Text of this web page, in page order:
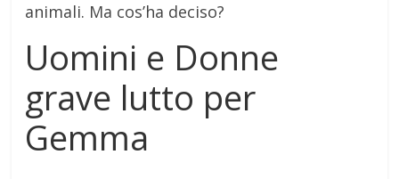
animali. Ma cos’ha deciso?
Uomini e Donne
grave lutto per
Gemma